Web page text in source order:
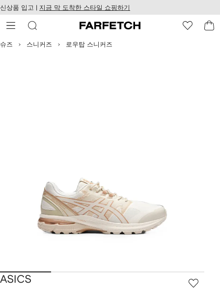
츠
건
뛰
치
웹
접
성
신상품 입고 | 지금 막 도착한 스타일 쇼핑하기
슈즈 스니커즈 로우탑 스니커즈
ASICS